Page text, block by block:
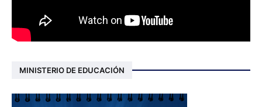
MINISTERIO DE EDUCACIÓN